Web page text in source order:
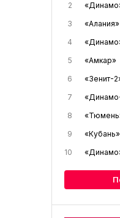
2
3
«Алания»
4
5
«Амкар»
6
«Зенит-
7
8
9
«Кубань»
10